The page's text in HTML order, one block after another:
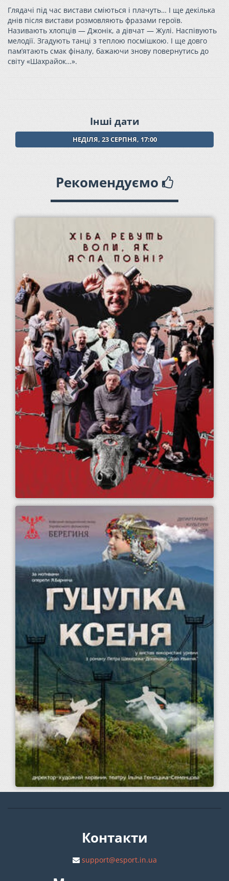
Глядачі під час вистави сміються і плачуть… І ще декілька
днів після вистави розмовляють фразами героїв.
Називають хлопців — Джонік, а дівчат — Жулі. Наспівують
мелодії. Згадують танці з теплою посмішкою. І ще довго
пам’ятають смак фіналу, бажаючи знову повернутись до
світу «Шахрайок…».
Інші дати
НЕДІЛЯ, 23 СЕРПНЯ, 17:00
Рекомендуємо
Контакти
support@esport.in.ua